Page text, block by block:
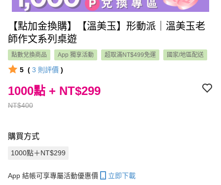
【點加金換購】【溫美玉】形動派｜溫美玉老
師作文系列桌遊
點數兌換商品 App 獨享活動 超取滿NT$499免運 國家/地區配送
5 ( 3 則評價 )
NT$400
1000點 + NT$299
購買方式
1000點＋NT$299
App 結帳可享專屬活動優惠價
立即下載